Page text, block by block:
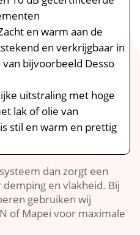
en warm aan de
en verkrijgbaar in
bijvoorbeeld Desso
uitstraling met hoge
lak of olie van
stil en warm en prettig
dan zorgt een
en vlakheid.​ Bij
gebruiken wij
of Mapei voor maximale